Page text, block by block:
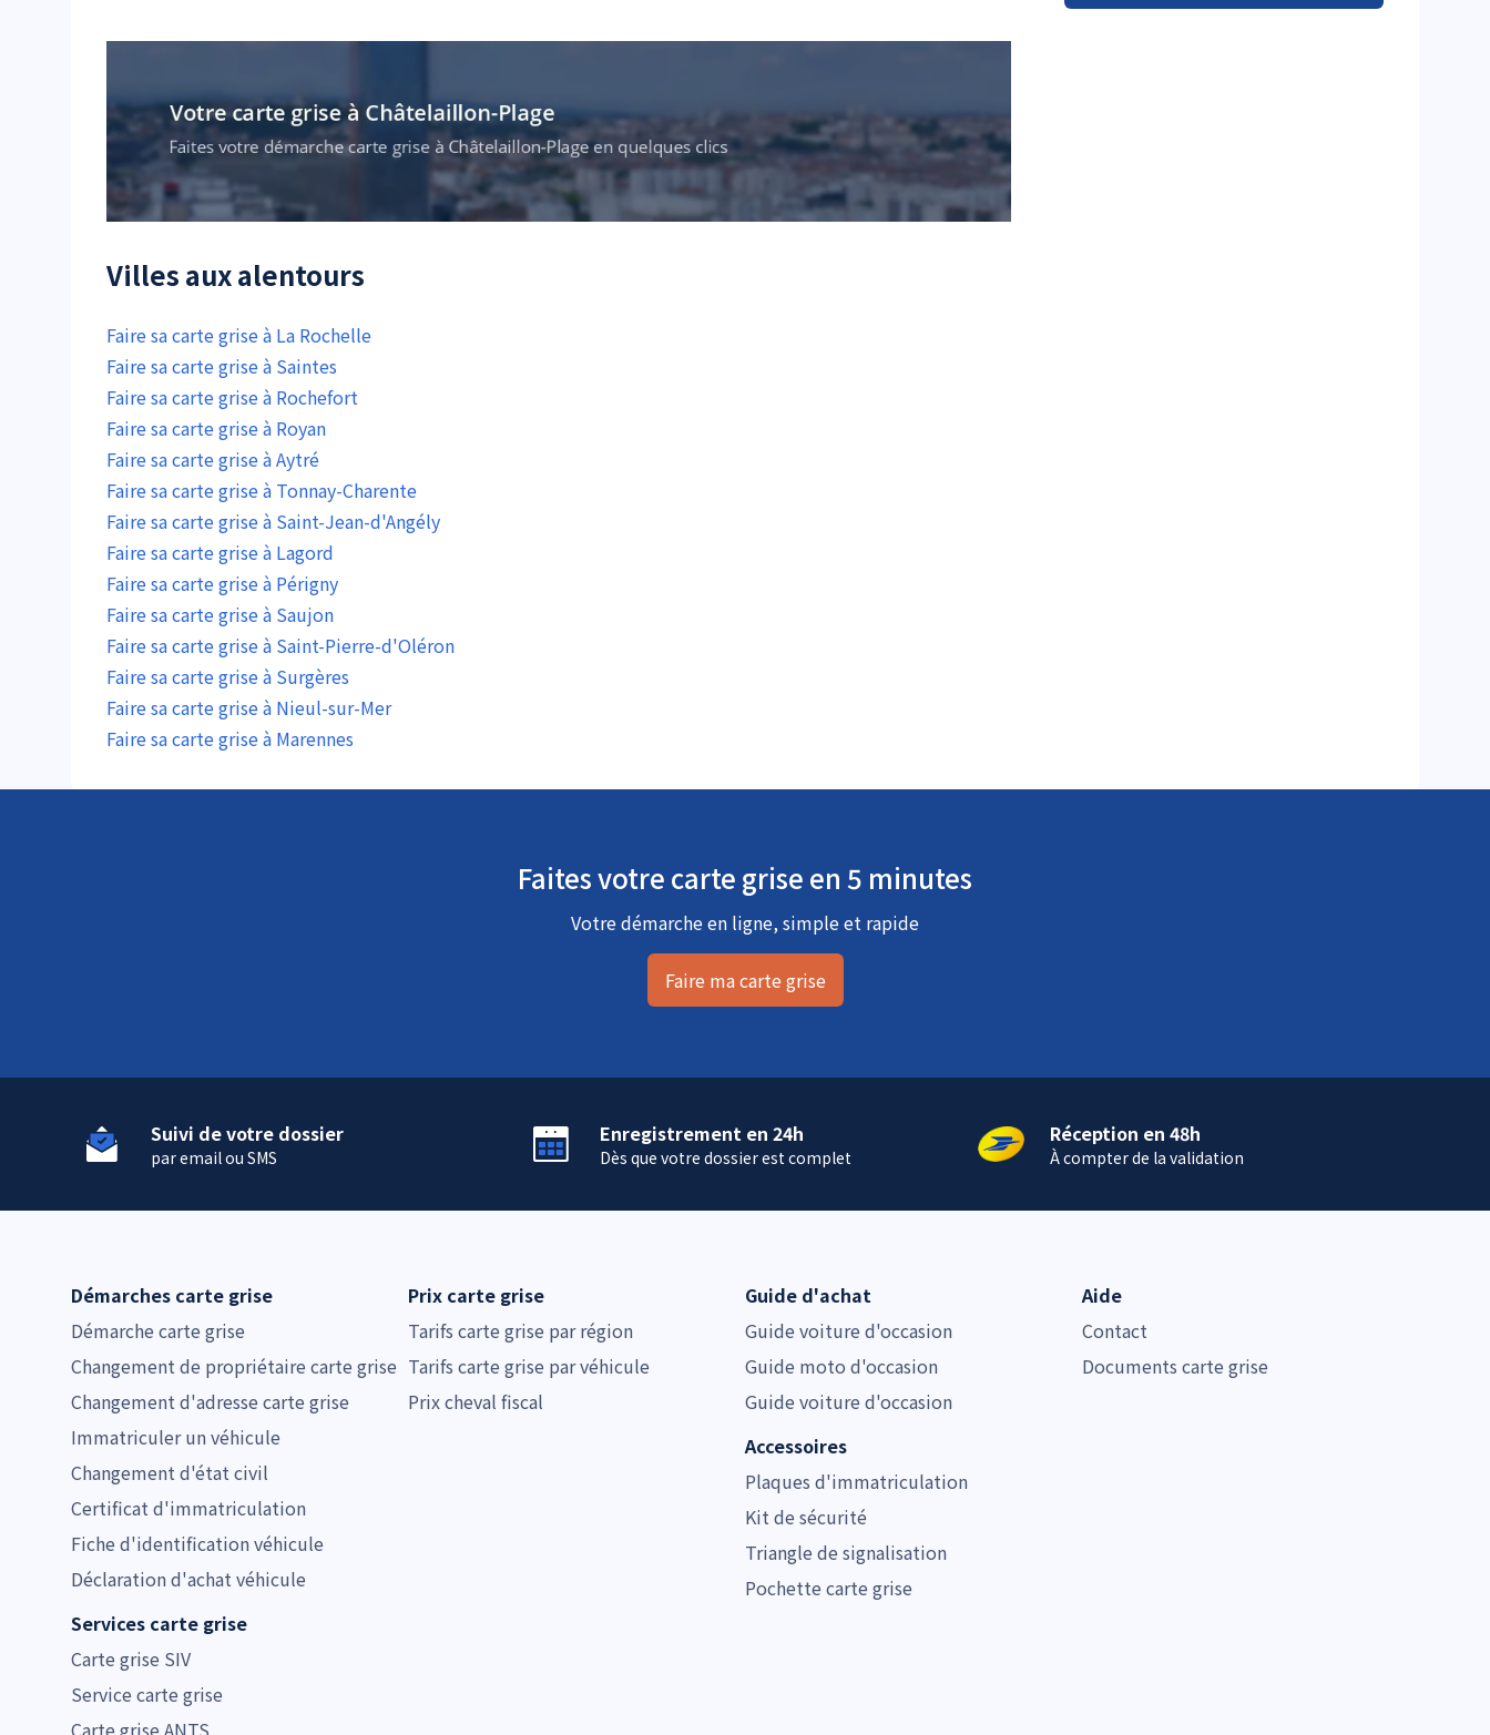
Villes aux alentours
Faire sa carte grise à La Rochelle
Faire sa carte grise à Saintes
Faire sa carte grise à Rochefort
Faire sa carte grise à Royan
Faire sa carte grise à Aytré
Faire sa carte grise à Tonnay-Charente
Faire sa carte grise à Saint-Jean-d'Angély
Faire sa carte grise à Lagord
Faire sa carte grise à Périgny
Faire sa carte grise à Saujon
Faire sa carte grise à Saint-Pierre-d'Oléron
Faire sa carte grise à Surgères
Faire sa carte grise à Nieul-sur-Mer
Faire sa carte grise à Marennes
Faites votre carte grise en 5 minutes
Votre démarche en ligne, simple et rapide
Faire ma carte grise
Suivi de votre dossier
par email ou SMS
Enregistrement en 24h
Dès que votre dossier est complet
Réception en 48h
À compter de la validation
Démarches carte grise
Démarche carte grise
Changement de propriétaire carte grise
Changement d'adresse carte grise
Immatriculer un véhicule
Changement d'état civil
Certificat d'immatriculation
Fiche d'identification véhicule
Déclaration d'achat véhicule
Services carte grise
Carte grise SIV
Service carte grise
Carte grise ANTS
Prix carte grise
Tarifs carte grise par région
Tarifs carte grise par véhicule
Prix cheval fiscal
Guide d'achat
Guide voiture d'occasion
Guide moto d'occasion
Guide voiture d'occasion
Accessoires
Plaques d'immatriculation
Kit de sécurité
Triangle de signalisation
Pochette carte grise
Aide
Contact
Documents carte grise